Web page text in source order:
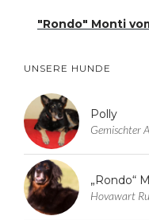
"Rondo" Monti
UNSERE HUNDE
Polly
Gemischter
„Rondo“
Hovawart